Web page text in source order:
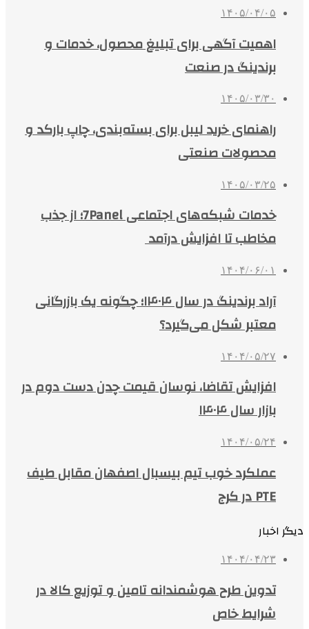
۱۴۰۵/۰۴/۰۵
اهمیت آگهی برای تبلیغ محصول، خدمات و
برندینگ در صنعت
۱۴۰۵/۰۳/۳۰
راهنمای خرید لیبل برای بسته‌بندی، چاپ بارکد و
محصولات صنعتی
۱۴۰۵/۰۳/۲۵
خدمات شبکه‌های اجتماعی 7Panel؛ از جذب
مخاطب تا افزایش درآمد
۱۴۰۴/۰۶/۰۱
آراد برندینگ در سال ۱۴۰۴؛ چگونه یک بازرگانی
معتبر شکل می‌گیرد؟
۱۴۰۴/۰۵/۲۷
افزایش تقاضا، نوسان قیمت چدن دست دوم در
بازار سال ۱۴۰۴
۱۴۰۴/۰۵/۲۴
عملکرد خوب تیم بیسبال اصفهان مقابل طیف
PTE در کرج
دیگر اخبار
۱۴۰۴/۰۴/۲۳
تدوین طرح هوشمندانه تامین و توزیع کالا در
شرایط خاص